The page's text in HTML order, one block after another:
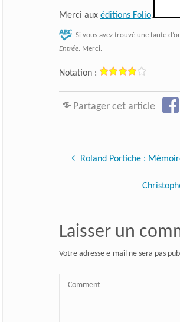
Merci aux éditions Folio.
Si vous avez trouvé une faute
Entrée. Merci.
Notation :
Partager cet article
Roland Portiche :
Laisser un
Votre adresse e-mail ne sera pas